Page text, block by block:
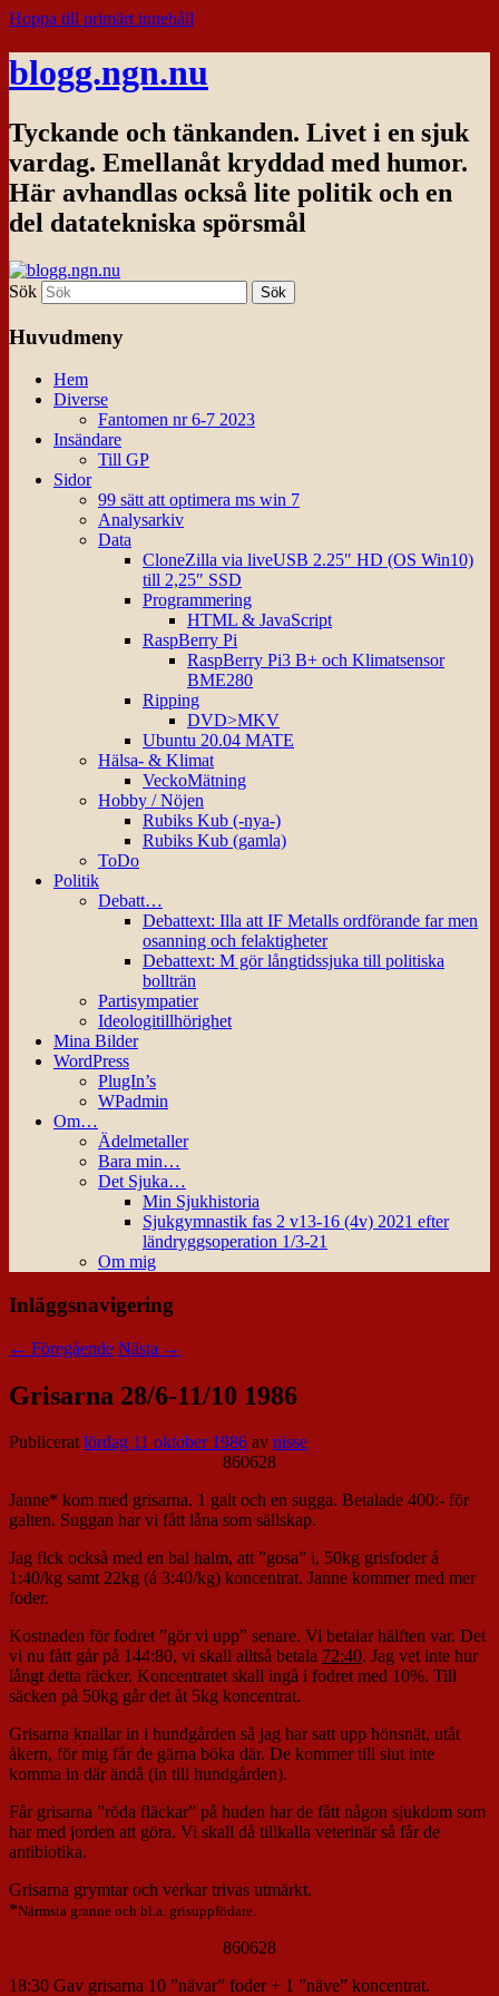
Hoppa till primärt innehåll
blogg.ngn.nu
Tyckande och tänkanden. Livet i en sjuk
vardag. Emellanåt kryddad med humor.
Här avhandlas också lite politik och en
del datatekniska spörsmål
Sök
Huvudmeny
Hem
Diverse
Fantomen nr 6-7 2023
Insändare
Till GP
Sidor
99 sätt att optimera ms win 7
Analysarkiv
Data
CloneZilla via liveUSB 2.25″ HD (OS Win10)
till 2,25″ SSD
Programmering
HTML & JavaScript
RaspBerry Pi
RaspBerry Pi3 B+ och Klimatsensor
BME280
Ripping
DVD>MKV
Ubuntu 20.04 MATE
Hälsa- & Klimat
VeckoMätning
Hobby / Nöjen
Rubiks Kub (-nya-)
Rubiks Kub (gamla)
ToDo
Politik
Debatt…
Debattext: Illa att IF Metalls ordförande far men
osanning och felaktigheter
Debattext: M gör långtidssjuka till politiska
bollträn
Partisympatier
Ideologitillhörighet
Mina Bilder
WordPress
PlugIn’s
WPadmin
Om…
Ädelmetaller
Bara min…
Det Sjuka…
Min Sjukhistoria
Sjukgymnastik fas 2 v13-16 (4v) 2021 efter
ländryggsoperation 1/3-21
Om mig
Inläggsnavigering
← Föregående Nästa →
Grisarna 28/6-11/10 1986
Publiceratlördag 11 oktober 1986 av nisse
860628
Janne* kom med grisarna. 1 galt och en sugga. Betalade 400:- för
galten. Suggan har vi fått låna som sällskap.
Jag fick också med en bal halm, att ”gosa” i, 50kg grisfoder á
1:40/kg samt 22kg (á 3:40/kg) koncentrat. Janne kommer med mer
foder.
Kostnaden för fodret ”gör vi upp” senare. Vi betalar hälften var. Det
vi nu fått går på 144:80, vi skall alltså betala 72:40. Jag vet inte hur
långt detta räcker. Koncentratet skall ingå i fodret med 10%. Till
säcken på 50kg går det åt 5kg koncentrat.
Grisarna knallar in i hundgården så jag har satt upp hönsnät, utåt
åkern, för mig får de gärna böka där. De kommer till slut inte
komma in där ändå (in till hundgården).
Får grisarna ”röda fläckar” på huden har de fått någon sjukdom som
har med jorden att göra. Vi skall då tillkalla veterinär så får de
antibiotika.
Grisarna grymtar och verkar trivas utmärkt.
*Närmsta granne och bl.a. grisuppfödare.
860628
18:30 Gav grisarna 10 ”nävar” foder + 1 ”näve” koncentrat.